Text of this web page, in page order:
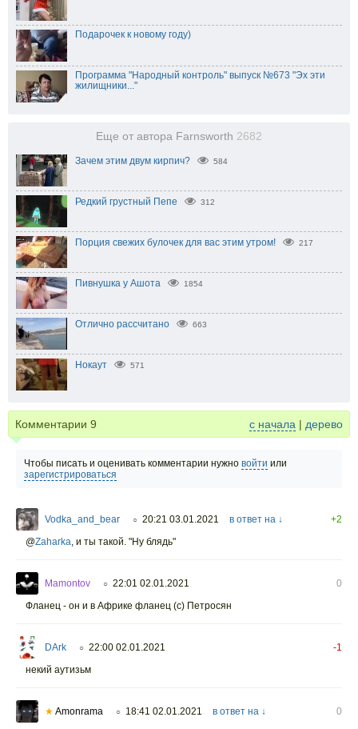
Подарочек к новому году)
Программа "Народный контроль" выпуск №673 "Эх эти
жилищники..."
Еще от автора Farnsworth 2682
Зачем этим двум кирпич? 584
Редкий грустный Пепе 312
Порция свежих булочек для вас этим утром! 217
Пивнушка у Ашота 1854
Отлично рассчитано 663
Нокаут 571
Комментарии 9 с начала | дерево
Чтобы писать и оценивать комментарии нужно войти или
зарегистрироваться
Vodka_and_bear ○ 20:21 03.01.2021 в ответ на ↓
+2
@Zaharka, и ты такой. "Ну блядь"
Mamontov ○ 22:01 02.01.2021
0
Фланец - он и в Африке фланец (с) Петросян
DArk ○ 22:00 02.01.2021
-1
некий аутизьм
★ Amonrama ○ 18:41 02.01.2021 в ответ на ↓
0